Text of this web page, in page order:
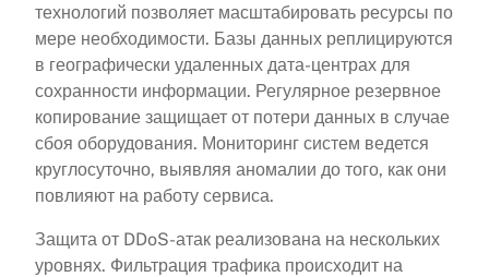
технологий позволяет масштабировать ресурсы по
мере необходимости. Базы данных реплицируются
в географически удаленных дата-центрах для
сохранности информации. Регулярное резервное
копирование защищает от потери данных в случае
сбоя оборудования. Мониторинг систем ведется
круглосуточно, выявляя аномалии до того, как они
повлияют на работу сервиса.
Защита от DDoS-атак реализована на нескольких
уровнях. Фильтрация трафика происходит на